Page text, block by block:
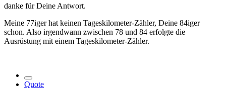
danke für Deine Antwort.
Meine 77iger hat keinen Tageskilometer-Zähler, Deine 84iger
schon. Also irgendwann zwischen 78 und 84 erfolgte die
Ausrüstung mit einem Tageskilometer-Zähler.
Quote